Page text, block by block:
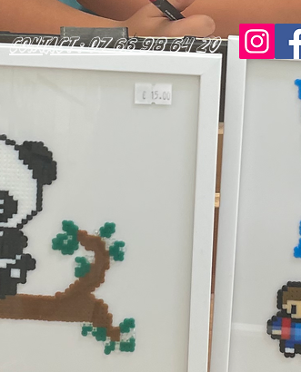
Contact : 07 66 98 64 20